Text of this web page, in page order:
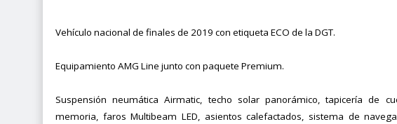
Vehículo nacional de finales de 2019 con etiqueta ECO de la DGT.
Equipamiento AMG Line junto con paquete Premium.
Suspensión neumática Airmatic, techo solar panorámico, tapicería de
memoria, faros Multibeam LED, asientos calefactados, sistema de